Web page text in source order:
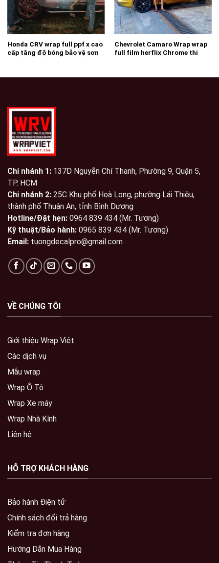
Honda CRV wrap full ppf x cao
cấp tăng độ bóng bảo vệ sơn
có loại ppf còn rẻ hơn cả keo
Chevrolet Camaro Wrap wrap
full film herflix Chrome thi
Quốc wrapviet tự hào là
Chi nhánh 1: 137D Nguyễn Chí Thanh, Phường 9, Quận 5,
TP. HCM
Chi nhánh 2: 25C Khu phố Hoà Long, phường Lái Thiêu,
thành phố Thuận An, tỉnh Bình Dương
Hotline/Đặt hẹn: 0964 839 434 (Mr. Tương)
Kỹ thuật/Bảo hành: 0965 839 434 (Mr. Tương)
Email: tuongdecalpro@gmail.com
VỀ CHÚNG TÔI
Giới thiệu Wrap Việt
Các dịch vụ
Mẫu wrap
Wrap Ô Tô
Wrap Xe máy
Wrap Nhà Kính
Liên hệ
HỖ TRỢ KHÁCH HÀNG
Bảo hành Điện tử
Chính sách đổi trả hàng
Kiểm tra đơn hàng
Hướng Dẫn Mua Hàng